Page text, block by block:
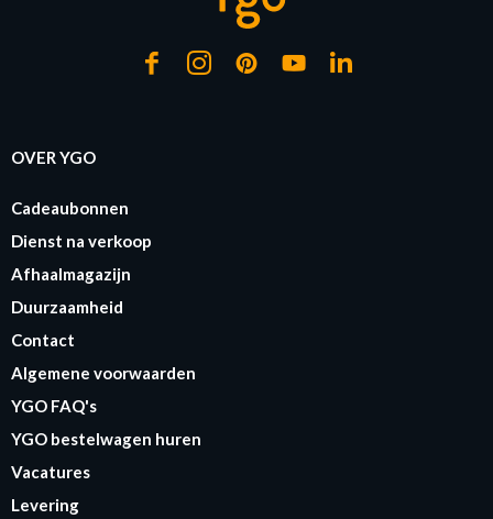
OVER YGO
Cadeaubonnen
Dienst na verkoop
Afhaalmagazijn
Duurzaamheid
Contact
Algemene voorwaarden
YGO FAQ's
YGO bestelwagen huren
Vacatures
Levering